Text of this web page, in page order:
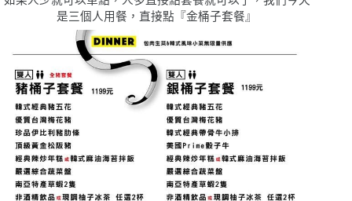
是三個人用餐，直接點『金桶子套餐』